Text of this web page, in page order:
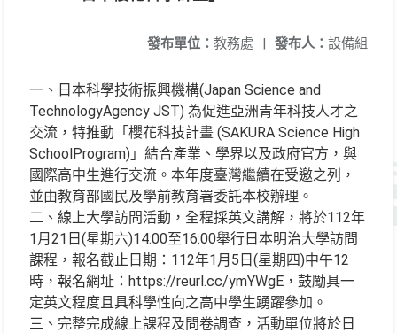
發布人： 設備組
發布單位： 教務處 |
一、日本科學技術振興機構(Japan Science and
TechnologyAgency JST) 為促進亞洲青年科技人才之
交流，特推動「櫻花科技計畫 (SAKURA Science High
SchoolProgram)」結合產業、學界以及政府官方，與
國際高中生進行交流。本年度臺灣繼續在受邀之列，
並由教育部國民及學前教育署委託本校辦理。
二、線上大學訪問活動，全程採英文講解，將於112年
1月21日(星期六)14:00至16:00舉行日本明治大學訪問
課程，報名截止日期：112年1月5日(星期四)中午12
時，報名網址：https://reurl.cc/ymYWgE，鼓勵具一
定英文程度且具科學性向之高中學生踴躍參加。
三、完整完成線上課程及問卷調查，活動單位將於日